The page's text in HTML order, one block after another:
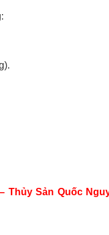
Thủy Sản Quốc